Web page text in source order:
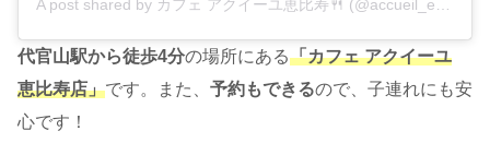
代官山駅から徒歩4分の場所にある「カフェ アクイーユ
恵比寿店」です。また、 予約もできるので、子連れにも安
心です！